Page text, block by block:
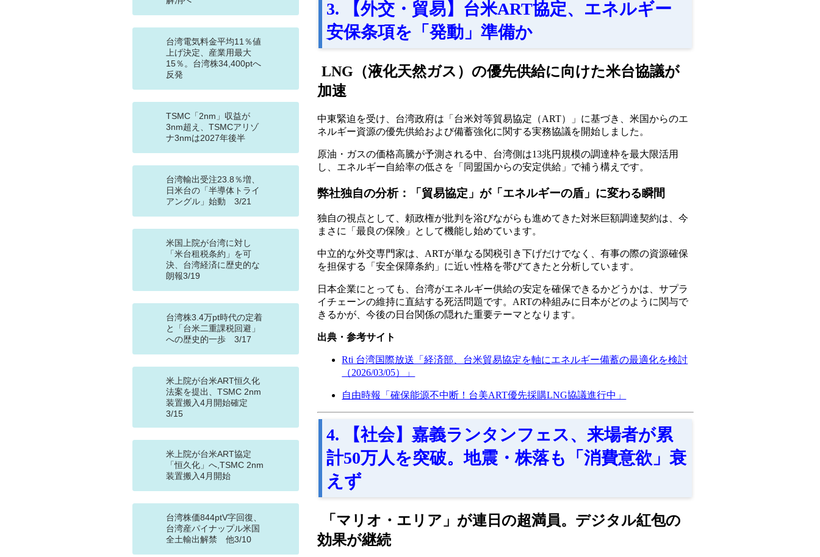
台湾電気料金平均11％値
上げ決定、産業用最大
15％。台湾株34,400ptへ
反発
TSMC「2nm」収益が
3nm超え、TSMCアリゾ
ナ3nmは2027年後半
台湾輸出受注23.8％増、
日米台の「半導体トライ
アングル」始動 3/21
米国上院が台湾に対し
「米台租税条約」を可
決、台湾経済に歴史的な
朗報3/19
台湾株3.4万pt時代の定着
と「台米二重課税回避」
への歴史的一歩 3/17
米上院が台米ART恒久化
法案を提出、TSMC 2nm
装置搬入4月開始確定
3/15
米上院が台米ART協定
「恒久化」へ,TSMC 2nm
装置搬入4月開始
台湾株価844ptV字回復、
台湾産パイナップル米国
全土輸出解禁 他3/10
3. 【外交・貿易】台米ART協定、エネルギー
安保条項を「発動」準備か
LNG（液化天然ガス）の優先供給に向けた米台協議が
加速
中東緊迫を受け、台湾政府は「台米対等貿易協定（ART）」に基づき、米国からのエ
ネルギー資源の優先供給および備蓄強化に関する実務協議を開始しました。
原油・ガスの価格高騰が予測される中、台湾側は13兆円規模の調達枠を最大限活用
し、エネルギー自給率の低さを「同盟国からの安定供給」で補う構えです。
弊社独自の分析：「貿易協定」が「エネルギーの盾」に変わる瞬間
独自の視点として、頼政権が批判を浴びながらも進めてきた対米巨額調達契約は、今
まさに「最良の保険」として機能し始めています。
中立的な外交専門家は、ARTが単なる関税引き下げだけでなく、有事の際の資源確保
を担保する「安全保障条約」に近い性格を帯びてきたと分析しています。
日本企業にとっても、台湾がエネルギー供給の安定を確保できるかどうかは、サプラ
イチェーンの維持に直結する死活問題です。ARTの枠組みに日本がどのように関与で
きるかが、今後の日台関係の隠れた重要テーマとなります。
出典・参考サイト
Rti 台湾国際放送「経済部、台米貿易協定を軸にエネルギー備蓄の最適化を検討
（2026/03/05）」
自由時報「確保能源不中断！台美ART優先採購LNG協議進行中」
4. 【社会】嘉義ランタンフェス、来場者が累
計50万人を突破。地震・株落も「消費意欲」衰
えず
「マリオ・エリア」が連日の超満員。デジタル紅包の
効果が継続